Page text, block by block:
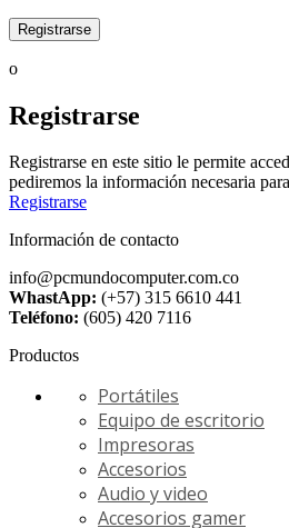
Registrarse
o
Registrarse
Registrarse en este sitio le permite
pediremos la información necesaria
Registrarse
Información de contacto
info@pcmundocomputer.com.co
WhastApp: (+57) 315 6610 441
Teléfono: (605) 420 7116
Productos
Portátiles
Equipo de escritorio
Impresoras
Accesorios
Audio y video
Accesorios gamer